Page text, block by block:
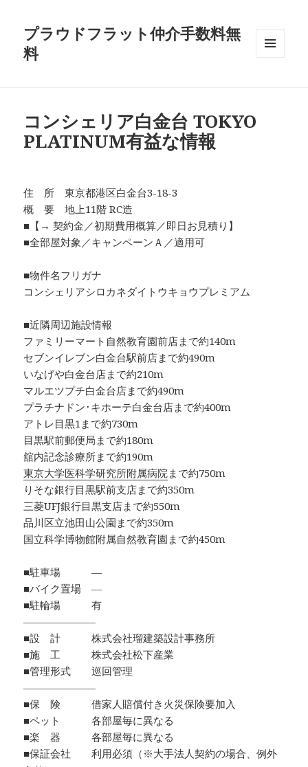
プラウドフラット仲介手数料無
料
コンシェリア白金台 TOKYO
PLATINUM有益な情報
住 所 東京都港区白金台3-18-3
概 要 地上11階 RC造
■【→ 契約金／初期費用概算／即日お見積り】
■全部屋対象／キャンペーンＡ／適用可
■物件名フリガナ
コンシェリアシロカネダイトウキョウプレミアム
■近隣周辺施設情報
ファミリーマート自然教育園前店まで約140m
セブンイレブン白金台駅前店まで約490m
いなげや白金台店まで約210m
マルエツプチ白金台店まで約490m
プラチナドン･キホーテ白金台店まで約400m
アトレ目黒1まで約730m
目黒駅前郵便局まで約180m
舘内記念診療所まで約190m
東京大学医科学研究所附属病院まで約750m
りそな銀行目黒駅前支店まで約350m
三菱UFJ銀行目黒支店まで約550m
品川区立池田山公園まで約350m
国立科学博物館附属自然教育園まで約450m
■駐車場 ―
■バイク置場 ―
■駐輪場 有
―――――――
■設 計 株式会社瑠建築設計事務所
■施 工 株式会社松下産業
■管理形式 巡回管理
―――――――
■保 険 借家人賠償付き火災保険要加入
■ペット 各部屋毎に異なる
■楽 器 各部屋毎に異なる
■保証会社 利用必須（※大手法人契約の場合、例外